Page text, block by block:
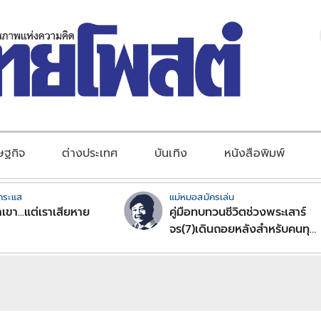
ฐกิจ ต่างประเทศ บันเทิง หนังสือพิมพ์
ะแส
ขา...แต่เราเสียหาย
แม่หมอสมัครเล่น
คู่มือทบทวนชีวิตช่วงพระเสาร์
จร(7)เดินถอยหลังสำหรับคนทุก